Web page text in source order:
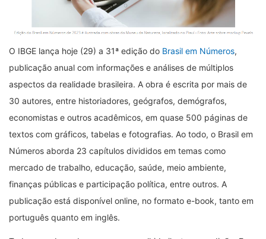
O IBGE lança hoje (29) a 31ª edição do Brasil em Números,
publicação anual com informações e análises de múltiplos
aspectos da realidade brasileira. A obra é escrita por mais de
30 autores, entre historiadores, geógrafos, demógrafos,
economistas e outros acadêmicos, em quase 500 páginas de
textos com gráficos, tabelas e fotografias. Ao todo, o Brasil em
Números aborda 23 capítulos divididos em temas como
mercado de trabalho, educação, saúde, meio ambiente,
finanças públicas e participação política, entre outros. A
publicação está disponível online, no formato e-book, tanto em
português quanto em inglês.